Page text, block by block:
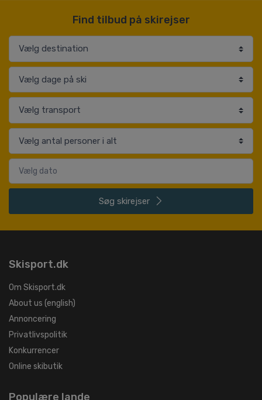
Find tilbud på skirejser
Søg skirejser
Skisport.dk
Om Skisport.dk
About us (english)
Annoncering
Privatlivspolitik
Konkurrencer
Online skibutik
Populære lande